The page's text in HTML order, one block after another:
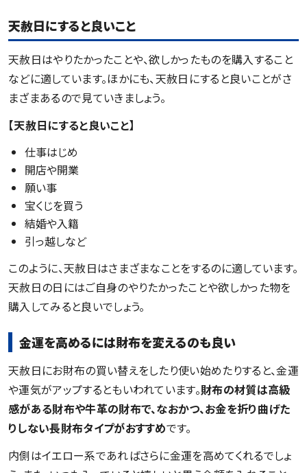
天赦日にすると良いこと
天赦日はやりたかったことや、欲しかったものを購入すること
などに適しています。ほかにも、天赦日にすると良いことがさ
まざまあるので見ていきましょう。
【天赦日にすると良いこと】
仕事はじめ
開店や開業
願い事
宝くじを買う
結婚や入籍
引っ越しなど
このように、天赦日はさまざまなことをするのに適しています。
天赦日の日にはご自身のやりたかったことや欲しかった物を
購入してみると良いでしょう。
金運を高めるには財布を変えるのも良い
天赦日にお財布の買い替えをしたり使い始めたりすると、金運
や運気がアップするともいわれています。財布の材質は高級
感がある財布や牛革の財布で、なおかつ、お金を折り曲げた
りしない長財布タイプがおすすめです。
内側はイエロー系であればさらに金運を高めてくれるでしょ